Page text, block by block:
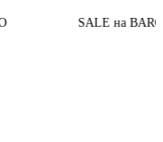
SALE на